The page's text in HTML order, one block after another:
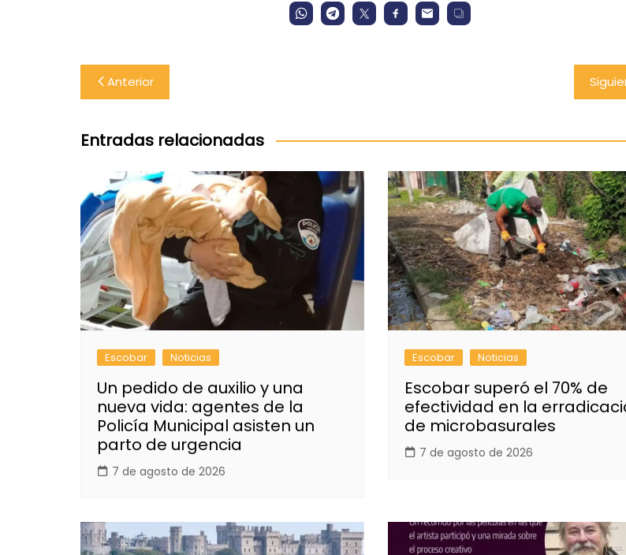
Navegación
de
entradas
Anterior
Entradas relacionadas
Escobar Noticias
Un pedido de auxilio y una
nueva vida: agentes de la
Policía Municipal asisten un
parto de urgencia
7 de agosto de 2026
Escobar Noticias
Escobar superó el 70% de
efectividad en la
de microbasurales
7 de agosto de 2026